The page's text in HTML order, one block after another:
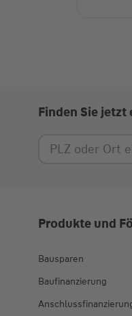
Finden Sie jetzt
Produkte und
Bausparen
Baufinanzierung